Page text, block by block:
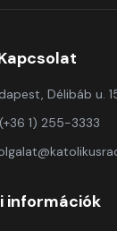
Délibáb u.
(+36 1) 255-3333
információk